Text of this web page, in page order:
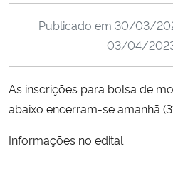
Ministério de Minas e Energia
Ministério da Ciência, Tecnologia,
Ministério do Meio Ambiente
Ministério do Turismo
Publicado em 30/03/
03/04/
As inscrições para bolsa de
abaixo encerram-se amanhã
Informações no edital